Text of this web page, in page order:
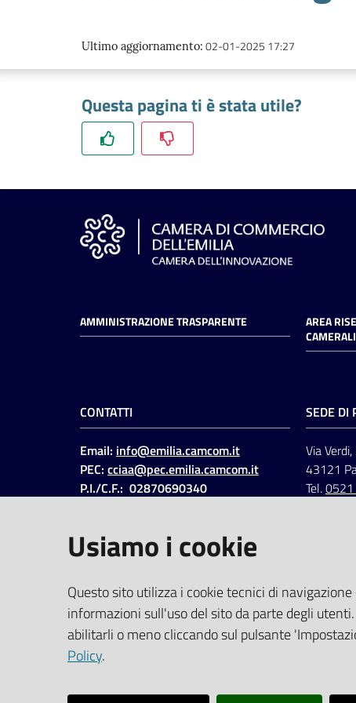
Ultimo aggiornamento: 02-01-2025 17:27
Questa pagina ti è stata utile?
AMMINISTRAZIONE TRASPARENTE
AREA
CAMERALI
CONTATTI
Email: info@emilia.camcom.it
PEC: cciaa@pec.emilia.camcom.it
P.I./C.F.: 02870690340
Codice IPA: ccem
SEDE DI
Via Verdi,
43121
Tel.
SOCIAL
LinkedinFacebookInstagram
Usiamo i cookie
Questo sito utilizza i cookie tecnici di
informazioni sull'uso del sito da parte degli
abilitarli o meno cliccando sul pulsante
Policy.